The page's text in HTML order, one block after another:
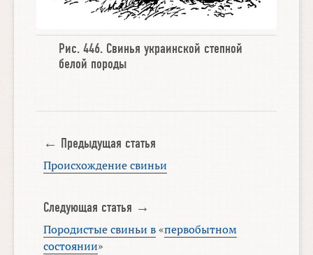
Рис. 446. Свинья украинской степной
белой породы
← Предыдущая статья
Происхождение свиньи
Следующая статья →
Породистые свиньи в«первобытном
состоянии»